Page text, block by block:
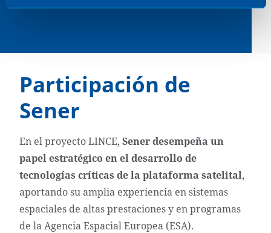
Participación de
Sener
En el proyecto LINCE, Sener desempeña un
papel estratégico en el desarrollo de
tecnologías críticas de la plataforma satelital,
aportando su amplia experiencia en sistemas
espaciales de altas prestaciones y en programas
de la Agencia Espacial Europea (ESA).